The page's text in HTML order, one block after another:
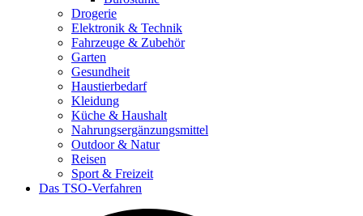
Drogerie
Elektronik & Technik
Fahrzeuge & Zubehör
Garten
Gesundheit
Haustierbedarf
Kleidung
Küche & Haushalt
Nahrungsergänzungsmittel
Outdoor & Natur
Reisen
Sport & Freizeit
Das TSO-Verfahren